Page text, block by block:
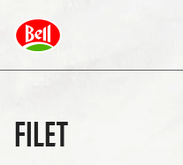
FILET